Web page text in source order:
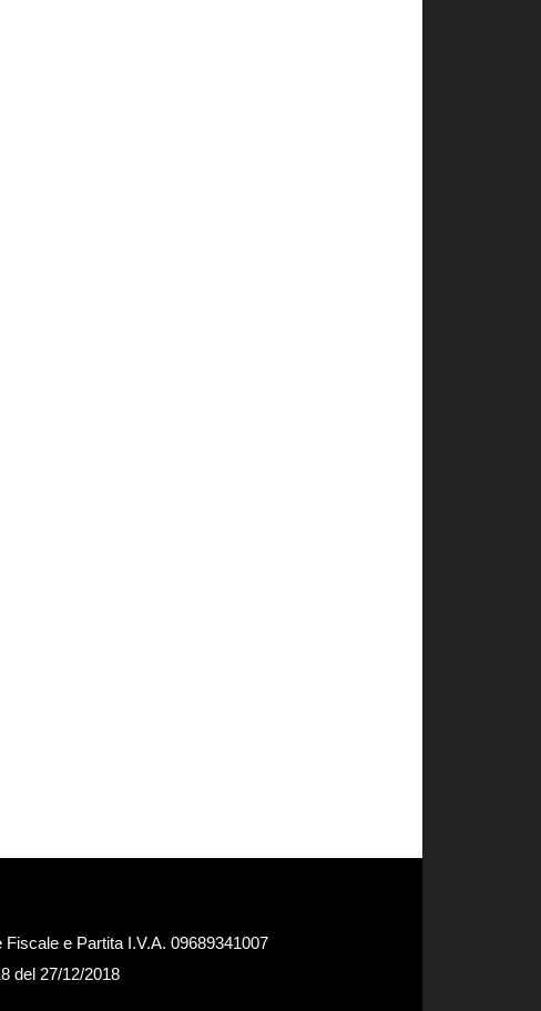
e Partita I.V.A. 09689341007
del 27/12/2018